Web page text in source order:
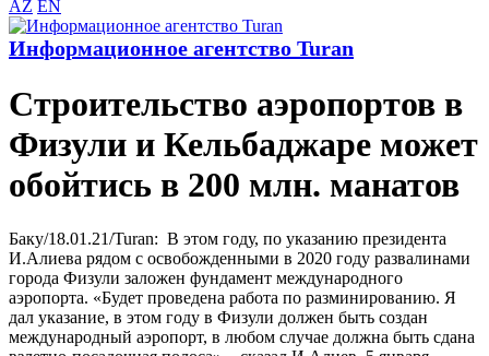
AZ EN
Информационное агентство Turan
Строительство аэропортов в
Физули и Кельбаджаре может
обойтись в 200 млн. манатов
Баку/18.01.21/Turan: В этом году, по указанию президента
И.Алиева рядом с освобожденными в 2020 году развалинами
города Физули заложен фундамент международного
аэропорта. «Будет проведена работа по разминированию. Я
дал указание, в этом году в Физули должен быть создан
международный аэропорт, в любом случае должна быть сдана